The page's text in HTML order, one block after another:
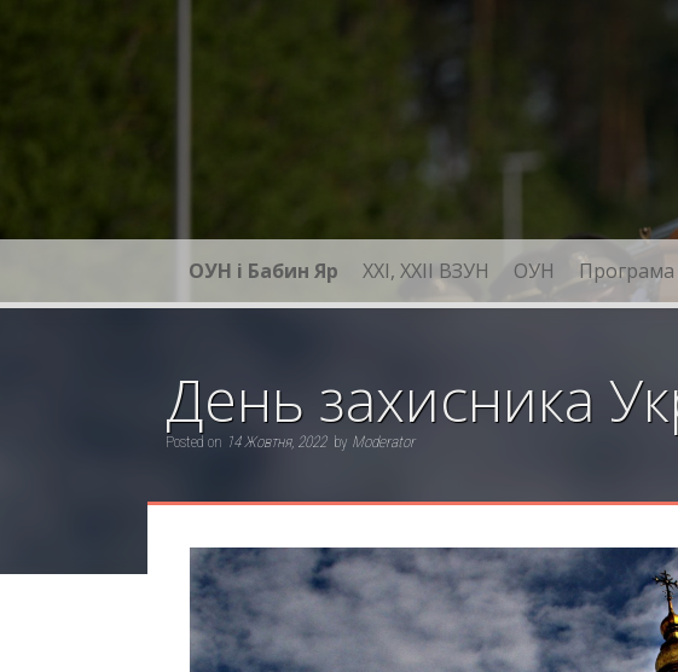
ОУН і Бабин Яр XXI, ХХІІ ВЗУН ОУН
День захисника
Posted on 14 Жовтня, 2022 by Moderator